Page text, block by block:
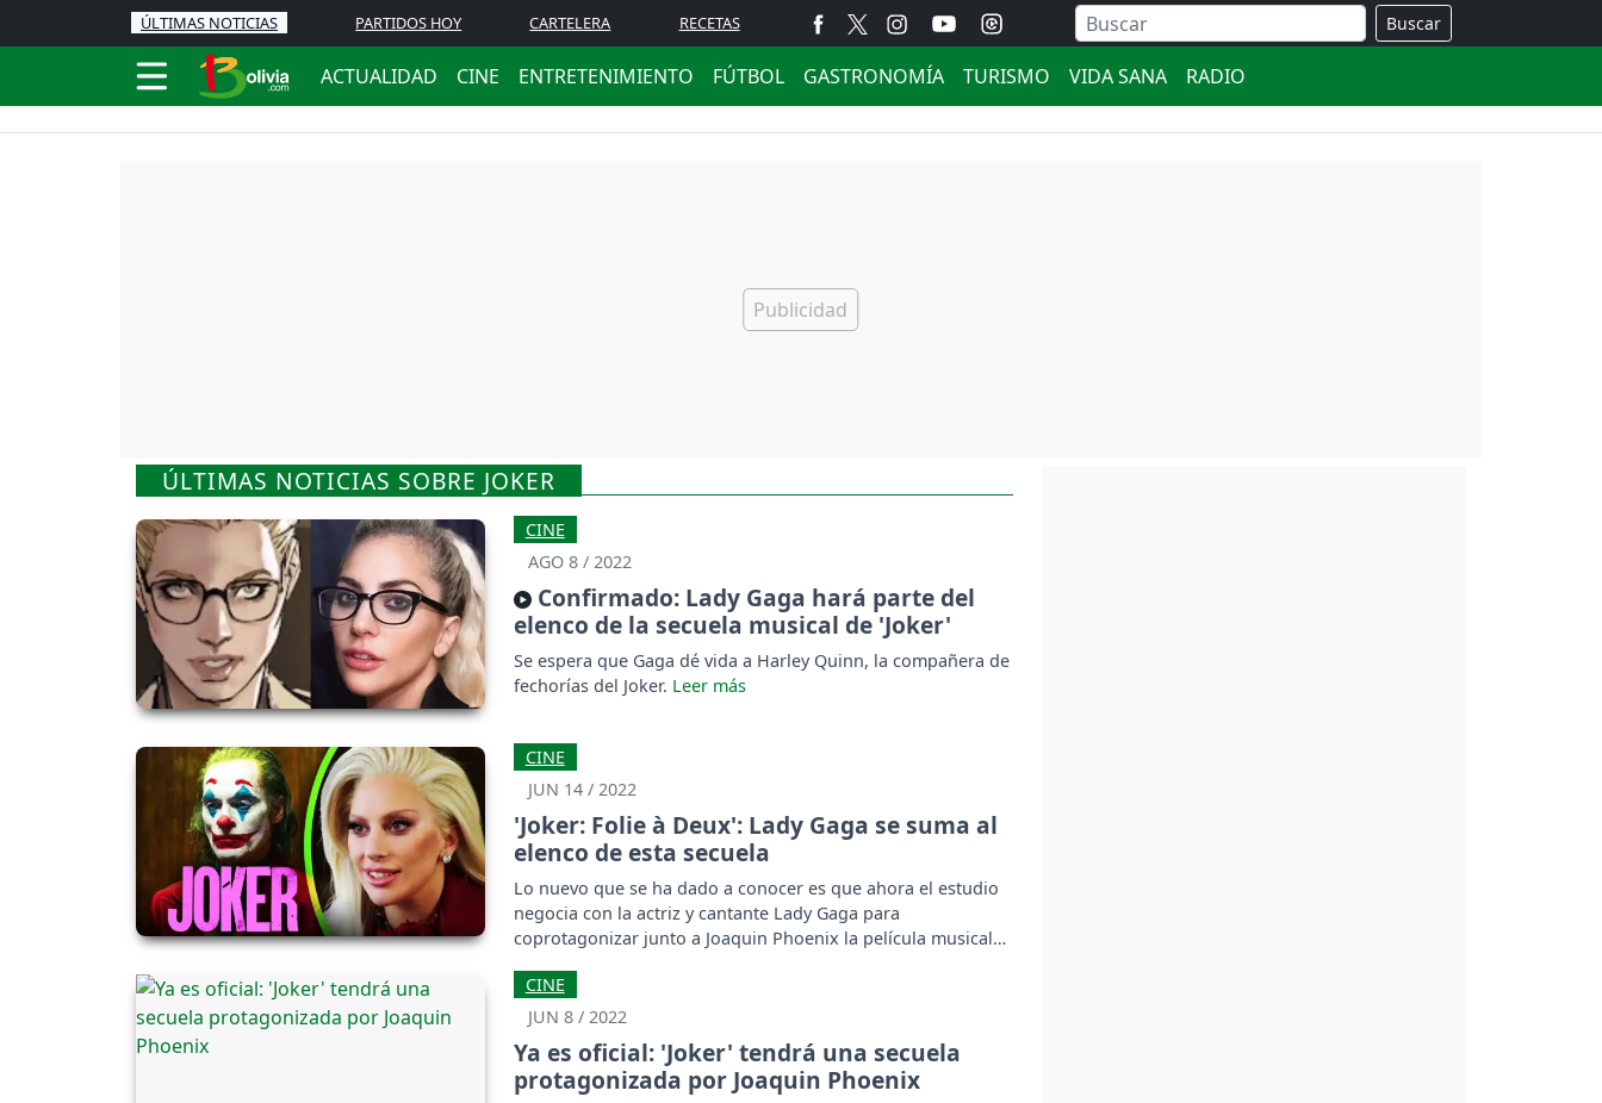
ÚLTIMAS NOTICIAS PARTIDOS HOY CARTELERA RECETAS Buscar
ACTUALIDAD CINE ENTRETENIMIENTO FÚTBOL GASTRONOMÍA TURISMO VIDA SANA RADIO
ÚLTIMAS NOTICIAS SOBRE JOKER
CINE
AGO 8 / 2022
Confirmado: Lady Gaga hará parte del
elenco de la secuela musical de 'Joker'
Se espera que Gaga dé vida a Harley Quinn, la compañera de
fechorías del Joker.
CINE
JUN 14 / 2022
'Joker: Folie à Deux': Lady Gaga se suma al
elenco de esta secuela
Lo nuevo que se ha dado a conocer es que ahora el estudio
negocia con la actriz y cantante Lady Gaga para
coprotagonizar junto a Joaquin Phoenix la película musical
CINE
JUN 8 / 2022
Ya es oficial: 'Joker' tendrá una secuela
protagonizada por Joaquin Phoenix